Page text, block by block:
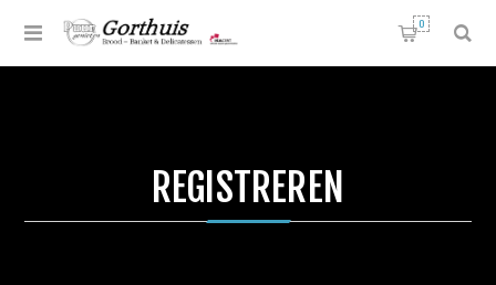
0
REGISTREREN